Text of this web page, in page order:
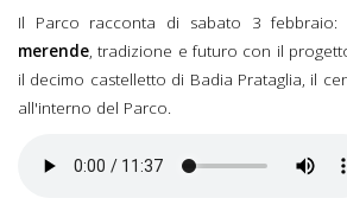
Il Parco racconta di sabato 3 febbraio:
merende, tradizione e futuro con il
il decimo castelletto di Badia Prataglia, il
all'interno del Parco.